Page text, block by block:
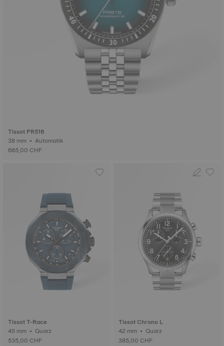
Tissot PR516
38 mm • Automatik
685,00 CHF
Tissot T-Race
45 mm • Quarz
535,00 CHF
Tissot Chrono L
42 mm • Quarz
385,00 CHF